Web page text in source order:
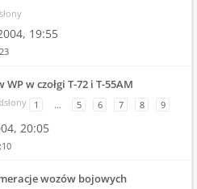
19:55
w czołgi T-72 i T-55AM
1 … 5 6 7 8 9
20:05
wozów bojowych